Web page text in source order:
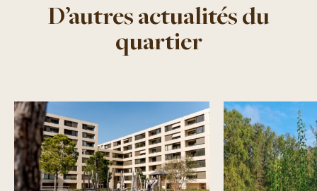
D’autres actualités du
quartier